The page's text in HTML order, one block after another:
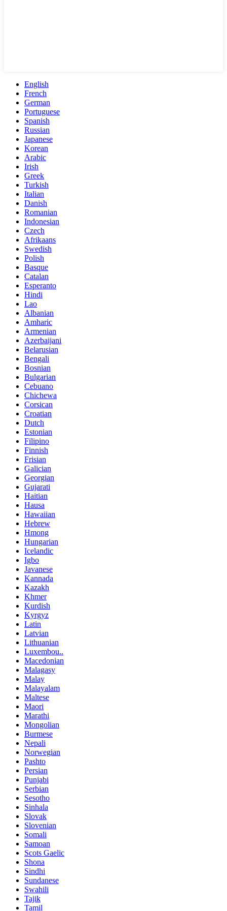
English
French
German
Portuguese
Spanish
Russian
Japanese
Korean
Arabic
Irish
Greek
Turkish
Italian
Danish
Romanian
Indonesian
Czech
Afrikaans
Swedish
Polish
Basque
Catalan
Esperanto
Hindi
Lao
Albanian
Amharic
Armenian
Azerbaijani
Belarusian
Bengali
Bosnian
Bulgarian
Cebuano
Chichewa
Corsican
Croatian
Dutch
Estonian
Filipino
Finnish
Frisian
Galician
Georgian
Gujarati
Haitian
Hausa
Hawaiian
Hebrew
Hmong
Hungarian
Icelandic
Igbo
Javanese
Kannada
Kazakh
Khmer
Kurdish
Kyrgyz
Latin
Latvian
Lithuanian
Luxembou..
Macedonian
Malagasy
Malay
Malayalam
Maltese
Maori
Marathi
Mongolian
Burmese
Nepali
Norwegian
Pashto
Persian
Punjabi
Serbian
Sesotho
Sinhala
Slovak
Slovenian
Somali
Samoan
Scots Gaelic
Shona
Sindhi
Sundanese
Swahili
Tajik
Tamil